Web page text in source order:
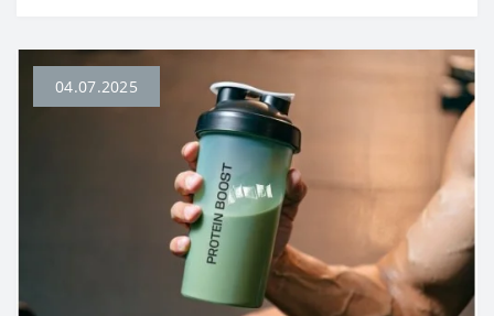
04.07.2025